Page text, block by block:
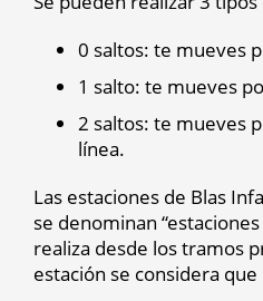
0 saltos: te mueves
1 salto: te mueves
2 saltos: te mueves
línea.
Las estaciones de Blas
se denominan
realiza desde los tramos
estación se considera